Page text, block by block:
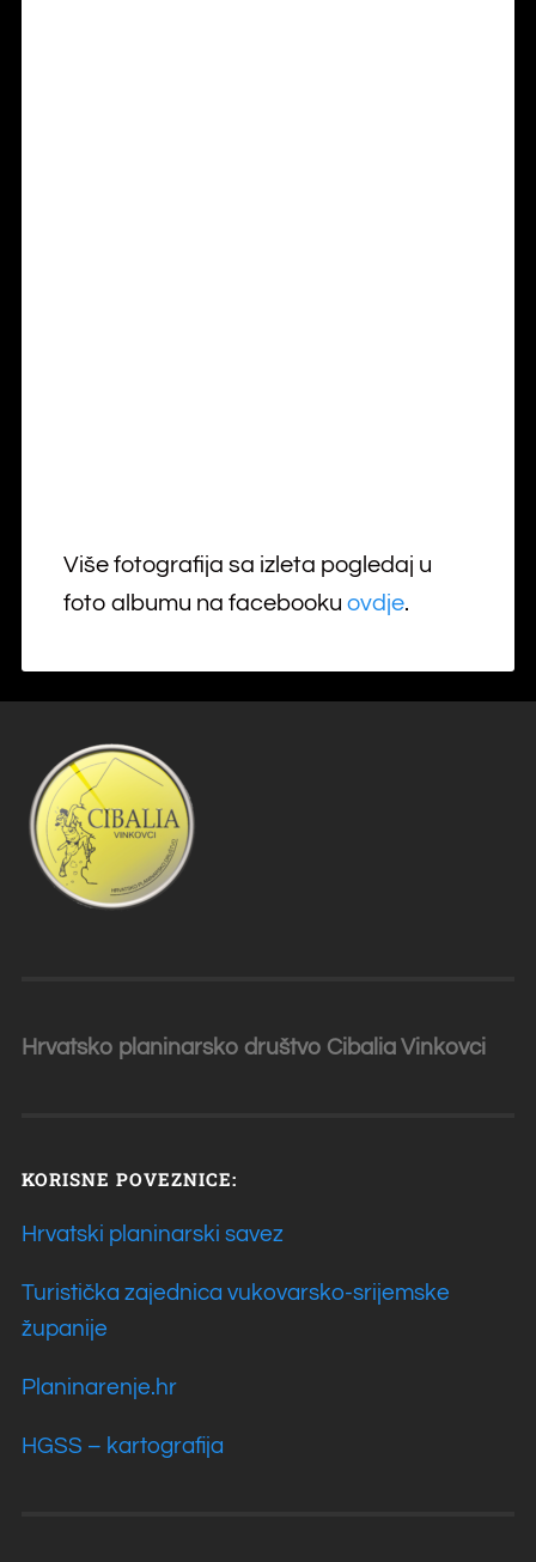
Više fotografija sa izleta pogledaj u
foto albumu na facebooku ovdje.
Hrvatsko planinarsko društvo Cibalia Vinkovci
KORISNE POVEZNICE:
Hrvatski planinarski savez
Turistička zajednica vukovarsko-srijemske
županije
Planinarenje.hr
HGSS – kartografija